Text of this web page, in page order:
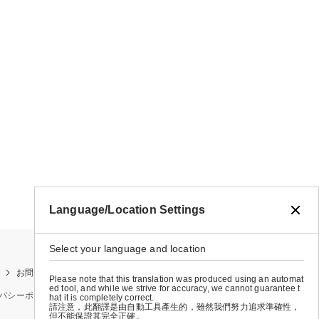
お問い合わせ
シーポリシー 特定商取引法に基づく表示 会社概要
Language/Location Settings
Select your language and location
Please note that this translation was produced using an automat
ed tool, and while we strive for accuracy, we cannot guarantee t
hat it is completely correct.
請注意，此翻譯是由自動工具產生的，雖然我們努力追求準確性，
但不能保證其完全正確。